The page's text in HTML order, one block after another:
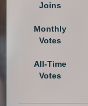
Joins
Monthly
Votes
All-Time
Votes